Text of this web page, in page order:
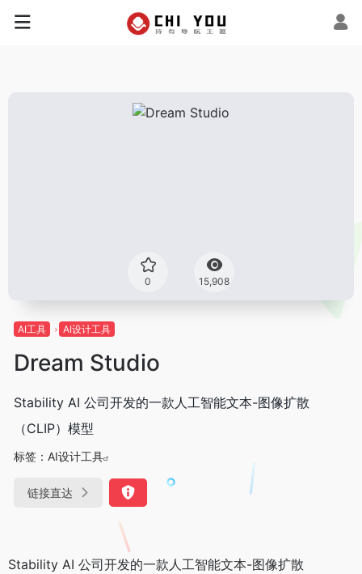
0 15,908
AI工具 AI设计工具
Dream Studio
Stability AI 公司开发的一款人工智能文本-图像扩散
（CLIP）模型
标签： AI设计工具
链接直达
Stability AI 公司开发的一款人工智能文本-图像扩散